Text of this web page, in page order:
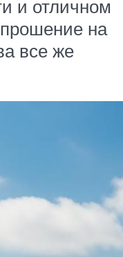
и отличном
на
все же